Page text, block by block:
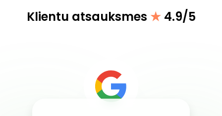
Klientu atsauksmes ★4.9/5